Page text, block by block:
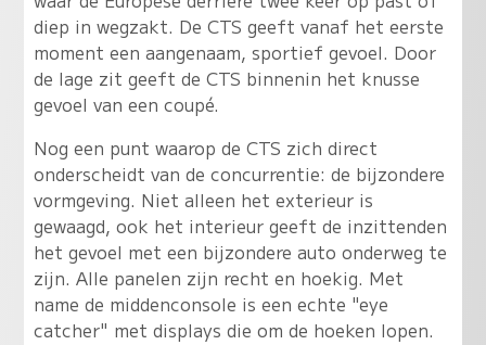
diep in wegzakt. De CTS geeft vanaf het eerste
moment een aangenaam, sportief gevoel. Door
de lage zit geeft de CTS binnenin het knusse
gevoel van een coupé.
Nog een punt waarop de CTS zich direct
onderscheidt van de concurrentie: de bijzondere
vormgeving. Niet alleen het exterieur is
gewaagd, ook het interieur geeft de inzittenden
het gevoel met een bijzondere auto onderweg te
zijn. Alle panelen zijn recht en hoekig. Met
name de middenconsole is een echte "eye
catcher" met displays die om de hoeken lopen.